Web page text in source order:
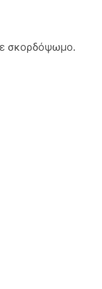
σκορδόψωμο.